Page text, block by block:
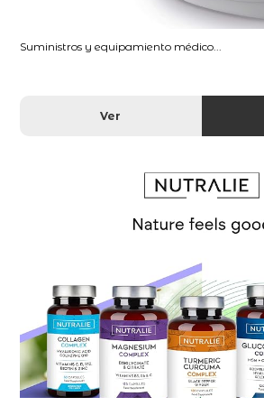
Suministros y equipamiento médico...
Ver